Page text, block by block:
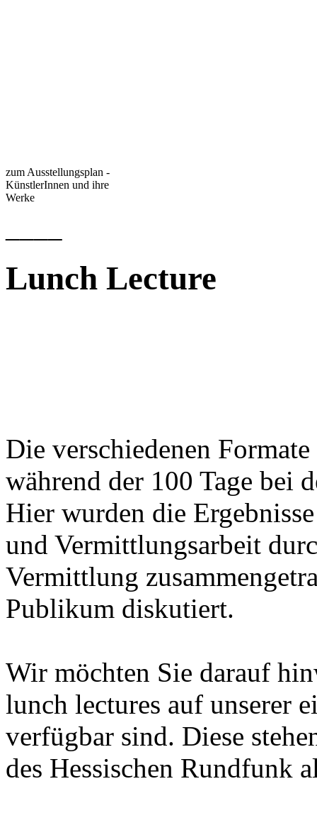
zum Ausstellungsplan -
KünstlerInnen und ihre
Werke
Lunch Lecture
Die verschiedenen
während der 100 Tage bei
Hier wurden die
und Vermittlungsarbeit
Vermittlung
Publikum diskutiert.
Wir möchten Sie darauf
lunch lectures auf unserer
verfügbar sind. Diese
des Hessischen Rundfunk